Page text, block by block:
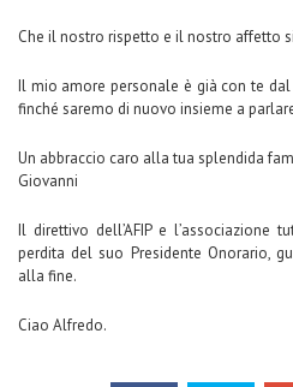
Che il nostro rispetto e il nostro affetto
Il mio amore personale è già con te
finché saremo di nuovo insieme a
Un abbraccio caro alla tua splendida
Giovanni
Il direttivo dell’AFIP e
perdita del suo Presidente Onorario,
alla fine.
Ciao Alfredo.